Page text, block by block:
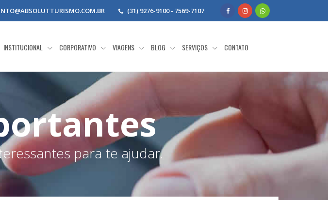
(31) 9276-9100 - 7569-7107
INSTITUCIONAL CORPORATIVO VIAGENS BLOG SERVIÇOS CONTATO
para te ajudar.